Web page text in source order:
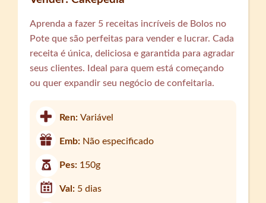
Aprenda a fazer 5 receitas incríveis de Bolos no
Pote que são perfeitas para vender e lucrar. Cada
receita é única, deliciosa e garantida para agradar
seus clientes. Ideal para quem está começando
ou quer expandir seu negócio de confeitaria.
Ren:Variável
Emb: Não especificado
Pes: 150g
Val: 5 dias